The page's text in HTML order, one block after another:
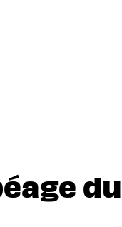
du